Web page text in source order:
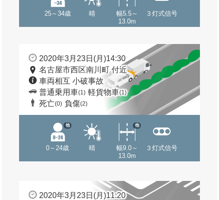
25～34歳 晴
幅5.5～
13.0m
３灯式信号
2020年3月23日(月)14:30
名古屋市西区南川町 付近
車両相互 小破事故
普通乗用車(1) 軽貨物車(1)
死亡(0) 負傷(2)
0～24歳
他
晴
幅9.0～
13.0m
他
３灯式信号
2020年3月23日(月)11:20